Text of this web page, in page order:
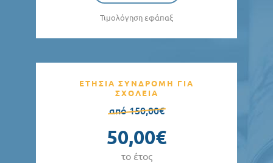
Τιμολόγηση εφάπαξ
ΕΤΗΣΙΑ ΣΥΝΔΡΟΜΗ ΓΙΑ
ΣΧΟΛΕΙΑ
από 150,00€
50,00€
το έτος